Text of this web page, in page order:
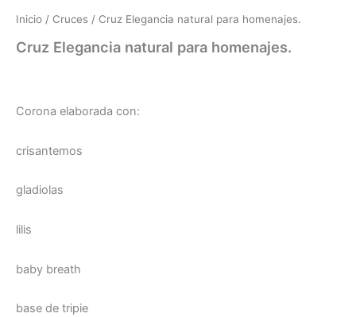
Inicio / Cruces / Cruz Elegancia natural para homenajes.
Cruz Elegancia natural para homenajes.
Corona elaborada con:
crisantemos
gladiolas
lilis
baby breath
base de tripie